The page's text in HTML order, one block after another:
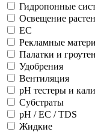
Гидропонные
Освещение
EC
Рекламные
Палатки и
Удобрения
Вентиляция
pH тестеры и
Субстраты
pH / EC / TDS
Жидкие